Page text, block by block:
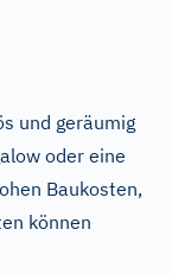
und geräumig
oder eine
Baukosten,
können